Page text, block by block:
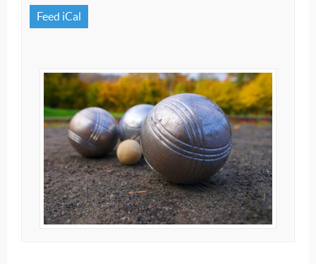
Feed iCal